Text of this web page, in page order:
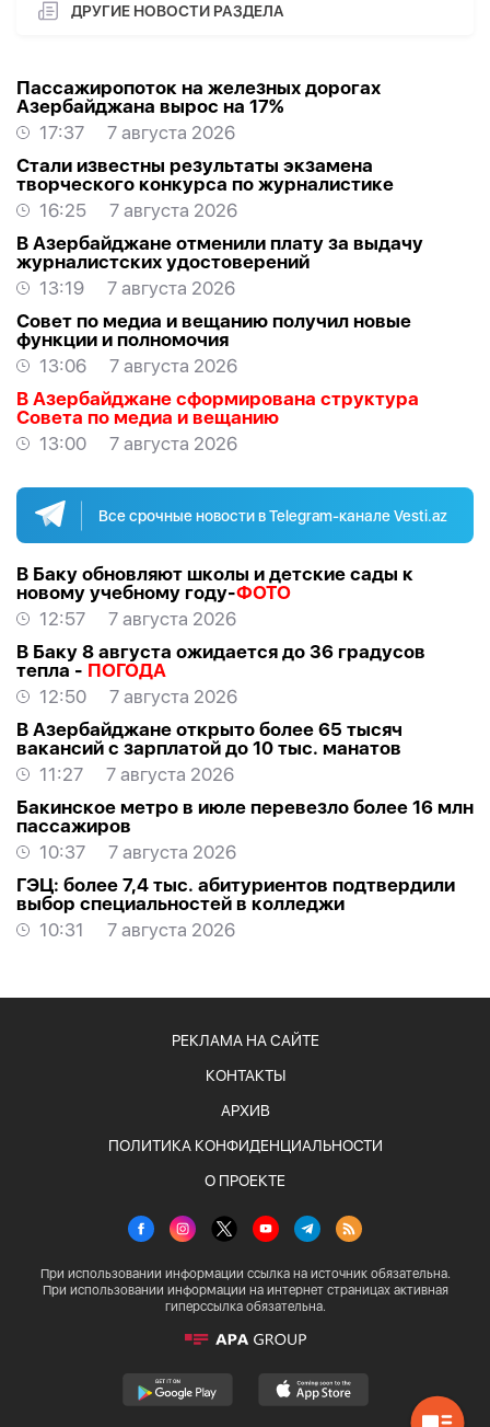
ДРУГИЕ НОВОСТИ РАЗДЕЛА
Пассажиропоток на железных дорогах
Азербайджана вырос на 17%
17:37
7 августа 2026
Стали известны результаты экзамена
творческого конкурса по журналистике
16:25
7 августа 2026
В Азербайджане отменили плату за выдачу
журналистских удостоверений
13:19
7 августа 2026
Совет по медиа и вещанию получил новые
функции и полномочия
13:06
7 августа 2026
В Азербайджане сформирована структура
Совета по медиа и вещанию
13:00
7 августа 2026
Все срочные новости в Telegram-канале Vesti.az
В Баку обновляют школы и детские сады к
новому учебному году-ФОТО
12:57
7 августа 2026
В Баку 8 августа ожидается до 36 градусов
тепла - ПОГОДА
12:50
7 августа 2026
В Азербайджане открыто более 65 тысяч
вакансий с зарплатой до 10 тыс. манатов
11:27
7 августа 2026
Бакинское метро в июле перевезло более 16 млн
пассажиров
10:37
7 августа 2026
ГЭЦ: более 7,4 тыс. абитуриентов подтвердили
выбор специальностей в колледжи
10:31
7 августа 2026
РЕКЛАМА НА САЙТЕ
КОНТАКТЫ
АРХИВ
ПОЛИТИКА КОНФИДЕНЦИАЛЬНОСТИ
О ПРОЕКТЕ
При использовании информации ссылка на источник обязательна.
При использовании информации на интернет страницах активная
гиперссылка обязательна.